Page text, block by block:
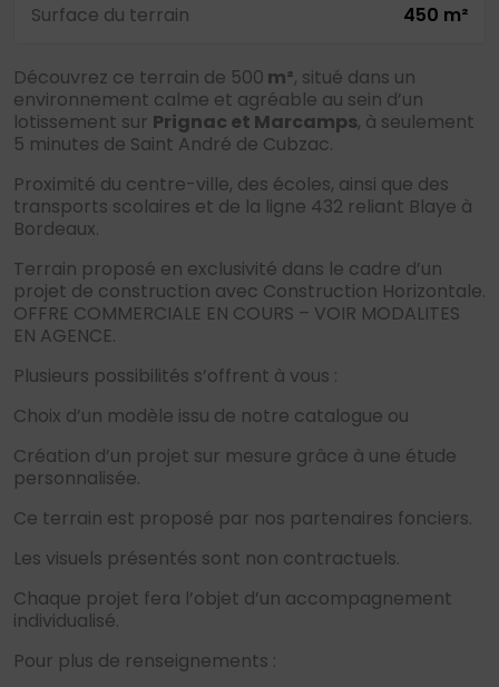
Surface du terrain
450 m²
Découvrez ce terrain de 500 m², situé dans un
environnement calme et agréable au sein d’un
lotissement sur Prignac et Marcamps, à seulement
5 minutes de Saint André de Cubzac.
Proximité du centre-ville, des écoles, ainsi que des
transports scolaires et de la ligne 432 reliant Blaye à
Bordeaux.
Terrain proposé en exclusivité dans le cadre d’un
projet de construction avec Construction Horizontale.
OFFRE COMMERCIALE EN COURS – VOIR MODALITES
EN AGENCE.
Plusieurs possibilités s’offrent à vous :
Choix d’un modèle issu de notre catalogue ou
Création d’un projet sur mesure grâce à une étude
personnalisée.
Ce terrain est proposé par nos partenaires fonciers.
Les visuels présentés sont non contractuels.
Chaque projet fera l’objet d’un accompagnement
individualisé.
Pour plus de renseignements :